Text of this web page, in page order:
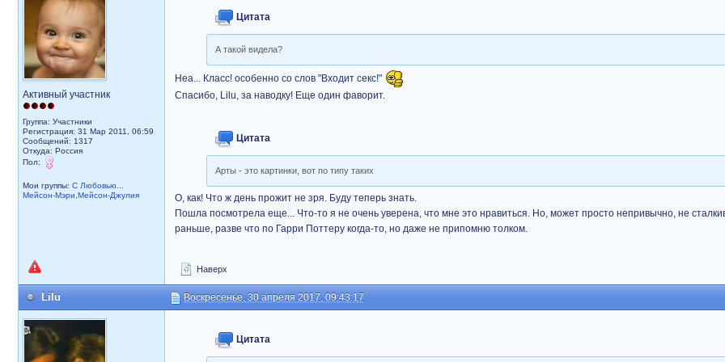
Активный участник
Группа: Участники
Регистрация: 31 Мар 2011, 06:59
Сообщений: 1317
Откуда: Россия
Пол:
Мои группы: С Любовью...
Мейсон-Мэри,Мейсон-Джулия
Цитата
А такой видела?
Неа... Класс! особенно со слов "Входит секс!"
Спасибо, Lilu, за наводку! Еще один фаворит.
Цитата
Арты - это картинки, вот по типу таких
О, как! Что ж день прожит не зря. Буду теперь знать.
Пошла посмотрела еще... Что-то я не очень уверена, что мне это нравиться. Но, может просто непривычно, не
раньше, разве что по Гарри Поттеру когда-то, но даже не припомню толком.
Наверх
Lilu Воскресенье, 30 апреля 2017, 09:43:17
Цитата